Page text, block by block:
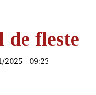
de fleste
2025 - 09:23